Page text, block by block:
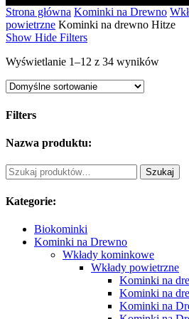
Strona główna Kominki na Drewno
powietrzne Kominki na drewno Hitze
Show Hide Filters
Wyświetlanie 1–12 z 34 wyników
Filters
Close
Nazwa produktu:
Szukaj: Szukaj
Kategorie:
Biokominki
Kominki na Drewno
Wkłady kominkowe
Wkłady powietrzne
Kominki na
Kominki na
Kominki na